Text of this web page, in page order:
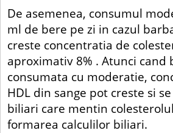
De asemenea, consumul
ml de bere pe zi in cazul
creste concentratia de
aproximativ 8% . Atunci cand
consumata cu moderatie,
HDL din sange pot creste si
biliari care mentin
formarea calculilor biliari.